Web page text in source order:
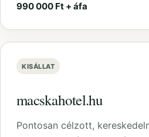
990 000 Ft + áfa
KISÁLLAT
macskahotel.hu
Pontosan célzott,